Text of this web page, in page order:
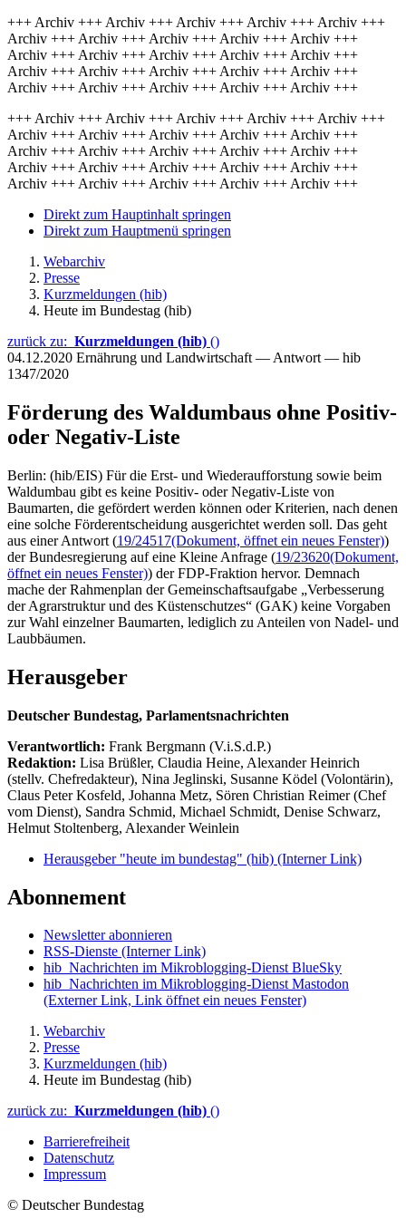
+++ Archiv +++ Archiv +++ Archiv +++ Archiv +++ Archiv +++
Archiv +++ Archiv +++ Archiv +++ Archiv +++ Archiv +++
Archiv +++ Archiv +++ Archiv +++ Archiv +++ Archiv +++
Archiv +++ Archiv +++ Archiv +++ Archiv +++ Archiv +++
Archiv +++ Archiv +++ Archiv +++ Archiv +++ Archiv +++
+++ Archiv +++ Archiv +++ Archiv +++ Archiv +++ Archiv +++
Archiv +++ Archiv +++ Archiv +++ Archiv +++ Archiv +++
Archiv +++ Archiv +++ Archiv +++ Archiv +++ Archiv +++
Archiv +++ Archiv +++ Archiv +++ Archiv +++ Archiv +++
Archiv +++ Archiv +++ Archiv +++ Archiv +++ Archiv +++
Direkt zum Hauptinhalt springen
Direkt zum Hauptmenü springen
Webarchiv
Presse
Kurzmeldungen (hib)
Heute im Bundestag (hib)
zurück zu: Kurzmeldungen (hib) ()
04.12.2020 Ernährung und Landwirtschaft — Antwort — hib
1347/2020
Förderung des Waldumbaus ohne Positiv-
oder Negativ-Liste
Berlin: (hib/EIS) Für die Erst- und Wiederaufforstung sowie beim
Waldumbau gibt es keine Positiv- oder Negativ-Liste von
Baumarten, die gefördert werden können oder Kriterien, nach denen
eine solche Förderentscheidung ausgerichtet werden soll. Das geht
aus einer Antwort (19/24517(Dokument, öffnet ein neues Fenster))
der Bundesregierung auf eine Kleine Anfrage (19/23620(Dokument,
öffnet ein neues Fenster)) der FDP-Fraktion hervor. Demnach
mache der Rahmenplan der Gemeinschaftsaufgabe „Verbesserung
der Agrarstruktur und des Küstenschutzes“ (GAK) keine Vorgaben
zur Wahl einzelner Baumarten, lediglich zu Anteilen von Nadel- und
Laubbäumen.
Herausgeber
Deutscher Bundestag, Parlamentsnachrichten
Verantwortlich: Frank Bergmann (V.i.S.d.P.)
Redaktion: Lisa Brüßler, Claudia Heine, Alexander Heinrich
(stellv. Chefredakteur), Nina Jeglinski, Susanne Ködel (Volontärin),
Claus Peter Kosfeld, Johanna Metz, Sören Christian Reimer (Chef
vom Dienst), Sandra Schmid, Michael Schmidt, Denise Schwarz,
Helmut Stoltenberg, Alexander Weinlein
Herausgeber "heute im bundestag" (hib) (Interner Link)
Abonnement
Newsletter abonnieren
RSS-Dienste (Interner Link)
hib_Nachrichten im Mikroblogging-Dienst BlueSky
hib_Nachrichten im Mikroblogging-Dienst Mastodon
(Externer Link, Link öffnet ein neues Fenster)
Webarchiv
Presse
Kurzmeldungen (hib)
Heute im Bundestag (hib)
zurück zu: Kurzmeldungen (hib) ()
Barrierefreiheit
Datenschutz
Impressum
© Deutscher Bundestag